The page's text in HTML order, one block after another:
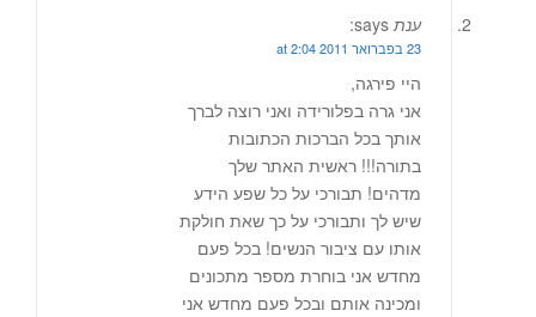
ענת says:
23 בפברואר 2011 at 2:04
היי פירגה,
אני גרה בפלורידה ואני רוצה לברך
אותך בכל הברכות הכתובות
בתורה!!! ראשית האתר שלך
מדהים! תבורכי על כל שפע הידע
שיש לך ותבורכי על כך שאת חולקת
אותו עם ציבור הנשים! בכל פעם
מחדש אני בוחרת מספר מתכונים
ומכינה אותם ובכל פעם מחדש אני